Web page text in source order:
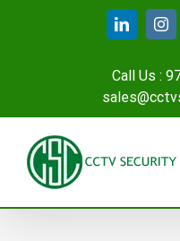
LinkedIn
Call Us :